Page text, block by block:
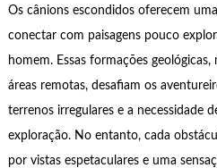
Os cânions escondidos oferecem
conectar com paisagens pouco
homem. Essas formações geológicas,
áreas remotas, desafiam os
terrenos irregulares e a necessidade
exploração. No entanto, cada
por vistas espetaculares e uma